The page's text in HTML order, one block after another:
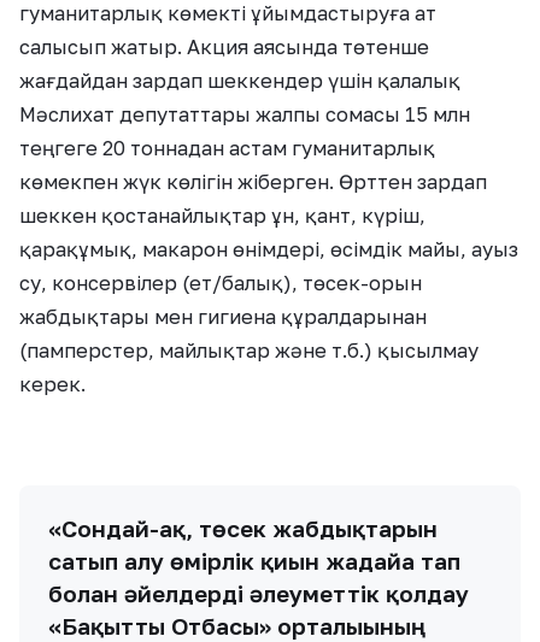
гуманитарлық көмекті ұйымдастыруға ат
салысып жатыр. Акция аясында төтенше
жағдайдан зардап шеккендер үшін қалалық
Мәслихат депутаттары жалпы сомасы 15 млн
теңгеге 20 тоннадан астам гуманитарлық
көмекпен жүк көлігін жіберген. Өрттен зардап
шеккен қостанайлықтар ұн, қант, күріш,
қарақұмық, макарон өнімдері, өсімдік майы, ауыз
су, консервілер (ет/балық), төсек-орын
жабдықтары мен гигиена құралдарынан
(памперстер, майлықтар және т.б.) қысылмау
керек.
«Сондай-ақ, төсек жабдықтарын
сатып алу өмірлік қиын жағдайға тап
болған әйелдерді әлеуметтік қолдау
«Бақытты Отбасы» орталығының